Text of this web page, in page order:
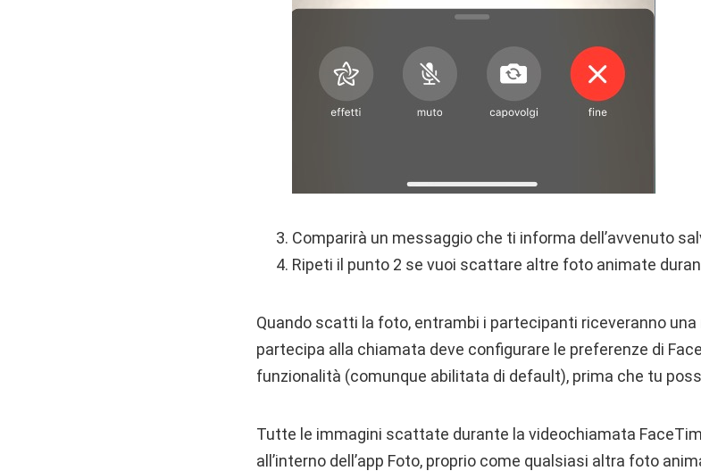
Comparirà un messaggio che ti informa dell’avvenuto
Ripeti il punto 2 se vuoi scattare altre foto animate
Quando scatti la foto, entrambi i partecipanti riceveranno una
partecipa alla chiamata deve configurare le preferenze di
funzionalità (comunque abilitata di default), prima che tu
Tutte le immagini scattate durante la videochiamata
all’interno dell’app Foto, proprio come qualsiasi altra foto